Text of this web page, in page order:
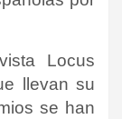
Locus
llevan su
se han